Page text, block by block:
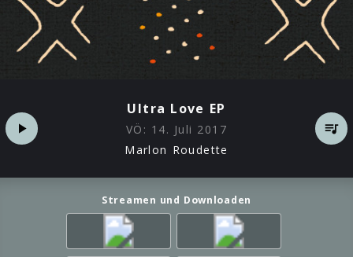
Ultra Love EP
VÖ: 14. Juli 2017
Marlon Roudette
Streamen und Downloaden